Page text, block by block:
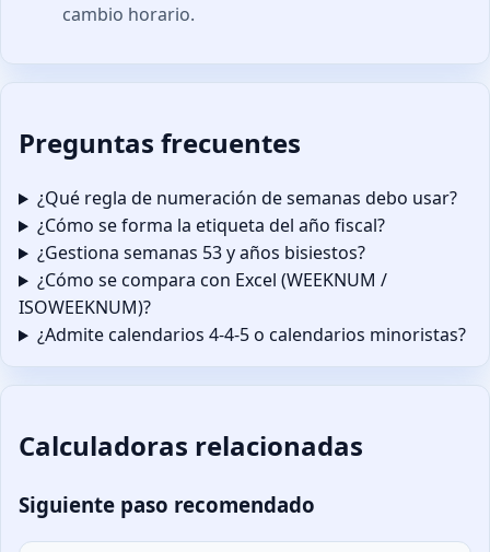
cambio horario.
Preguntas frecuentes
¿Qué regla de numeración de semanas debo usar?
¿Cómo se forma la etiqueta del año fiscal?
¿Gestiona semanas 53 y años bisiestos?
¿Cómo se compara con Excel (WEEKNUM /
ISOWEEKNUM)?
¿Admite calendarios 4-4-5 o calendarios minoristas?
Calculadoras relacionadas
Siguiente paso recomendado